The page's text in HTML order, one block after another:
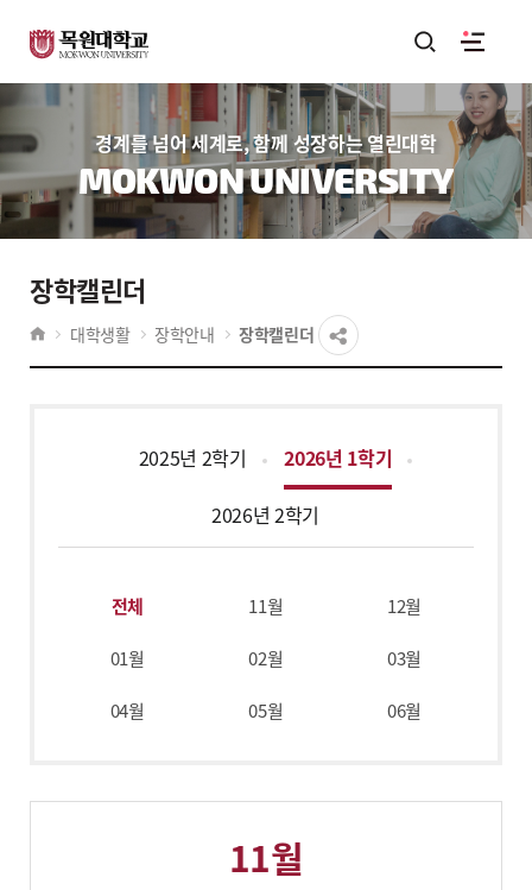
경계를 넘어 세계로, 함께 성장하는 열린대학
MOKWON UNIVERSITY
장학캘린더
대학생활 장학안내 장학캘린더
2025년 2학기
2026년 1학기
2026년 2학기
전체 11월 12월
01월 02월 03월
04월 05월 06월
11월